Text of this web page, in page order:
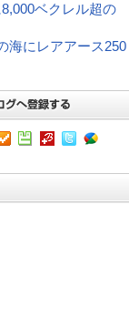
ベクレル超の
海にレアアース250